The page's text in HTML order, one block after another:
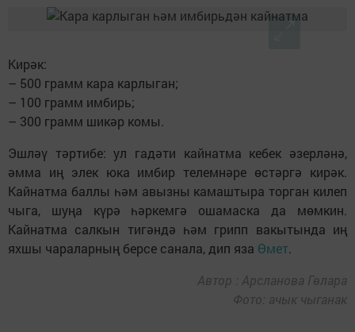
Кирәк:
– 500 грамм кара карлыган;
– 100 грамм имбирь;
– 300 грамм шикәр комы.
Эшләү тәртибе: ул гадәти кайнатма кебек әзерләнә,
әмма иң элек юка имбир телемнәре өстәргә кирәк.
Кайнатма баллы һәм авызны камаштыра торган килеп
чыга, шуңа күрә һәркемгә ошамаска да мөмкин.
Кайнатма салкын тигәндә һәм грипп вакытында иң
яхшы чараларның берсе санала, дип яза Өмет.
Автор : Арсланова Гөлара
Фото: ачык чыганак